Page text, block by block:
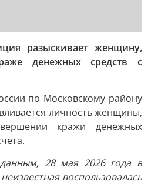
разыскивает женщину,
денежных средств с
по Московскому району
личность женщины,
кражи денежных
28 мая 2026 года в
воспользовалась